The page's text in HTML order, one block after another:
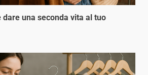
una seconda vita al tuo